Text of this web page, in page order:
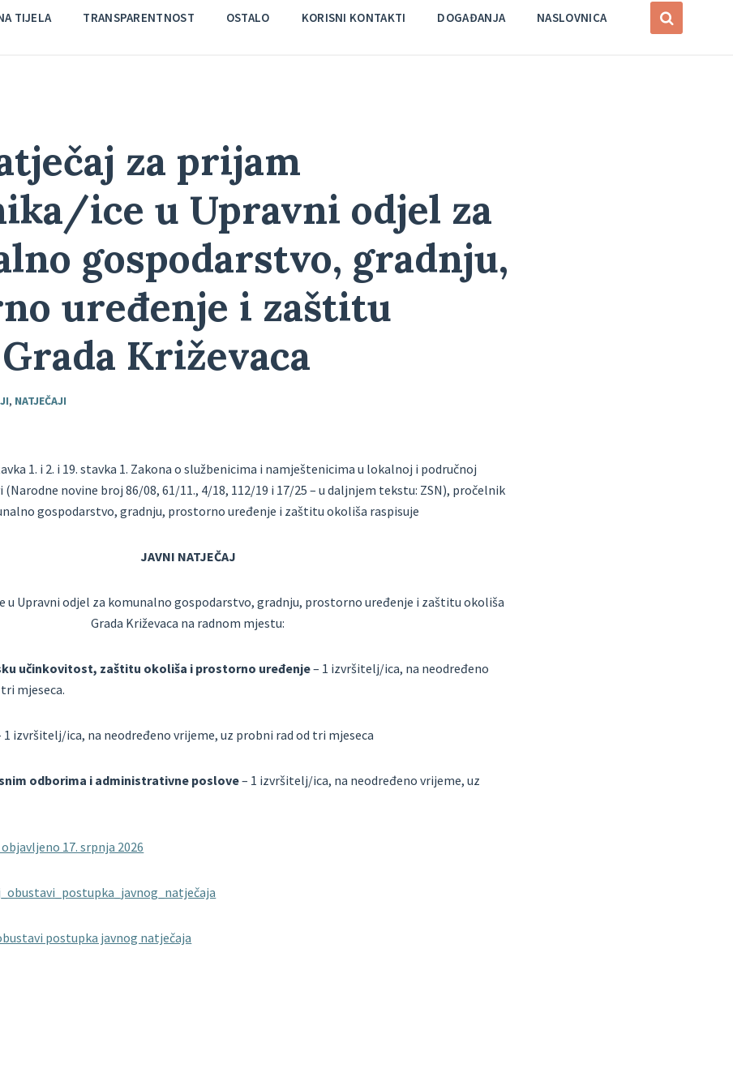
TIJELA TRANSPARENTNOST OSTALO KORISNI KONTAKTI DOGAĐANJA NASLOVNICA
za prijam
ice u Upravni odjel za
gospodarstvo, gradnju,
uređenje i zaštitu
Križevaca
, NATJEČAJI
1. i 2. i 19. stavka 1. Zakona o službenicima i namještenicima u lokalnoj i područnoj
novine broj 86/08,61/11., 4/18, 112/19 i 17/25 – u daljnjem tekstu: ZSN), pročelnik
gospodarstvo, gradnju, prostorno uređenje i zaštitu okoliša raspisuje
JAVNI NATJEČAJ
u Upravni odjel za komunalno gospodarstvo, gradnju, prostorno uređenje i zaštitu okoliša
Grada Križevaca na radnom mjestu:
učinkovitost, zaštitu okoliša i prostorno uređenje– 1 izvršitelj/ica, na neodređeno
tri mjeseca.
1 izvršitelj/ica, na neodređeno vrijeme, uz probni radod tri mjeseca
odborima i administrativne poslove– 1 izvršitelj/ica, na neodređeno vrijeme, uz
17. srpnja 2026
postupka javnog natječaja